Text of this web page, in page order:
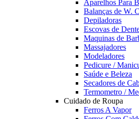
Aparelhos Para
Balanças de W.
Depiladoras
Escovas de
Maquinas de
Massajadores
Modeladores
Pedicure /
Saúde e Beleza
Secadores de
Termometro /
Cuidado de Roupa
Ferros A Vapor